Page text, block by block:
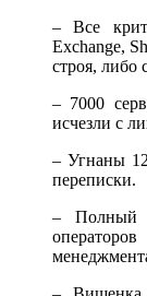
– Все
Exchange,
строя, либо
– 7000
исчезли с
– Угнаны
переписки.
– Полный